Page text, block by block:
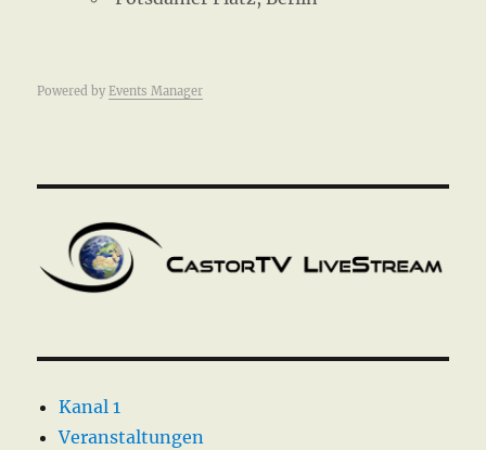
Powered byEvents Manager
Kanal 1
Veranstaltungen